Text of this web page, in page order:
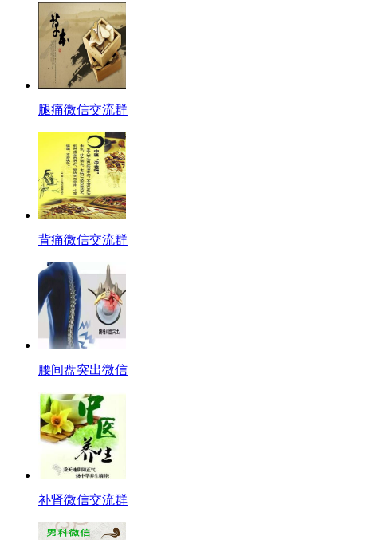
腿痛微信交流群
背痛微信交流群
腰间盘突出微信
补肾微信交流群